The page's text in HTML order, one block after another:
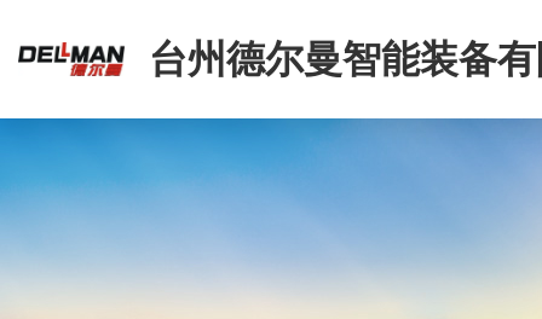
台州德尔曼智能装备